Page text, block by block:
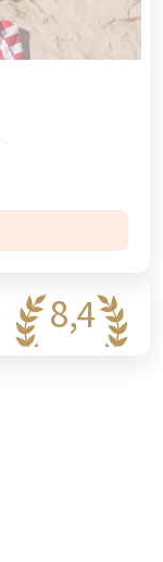
8,4